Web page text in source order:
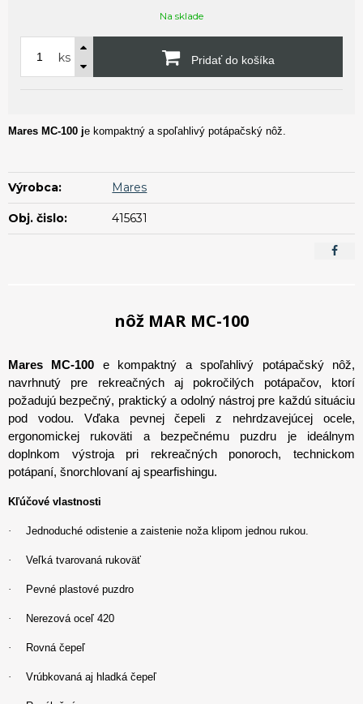
Na sklade
ks Pridať do košíka
Mares MC-100 je kompaktný a spoľahlivý potápačský nôž.
Výrobca: Mares
Obj. čislo: 415631
nôž MAR MC-100
Mares MC-100 e kompaktný a spoľahlivý potápačský nôž,
navrhnutý pre rekreačných aj pokročilých potápačov, ktorí
požadujú bezpečný, praktický a odolný nástroj pre každú situáciu
pod vodou. Vďaka pevnej čepeli z nehrdzavejúcej ocele,
ergonomickej rukoväti a bezpečnému puzdru je ideálnym
doplnkom výstroja pri rekreačných ponoroch, technickom
potápaní, šnorchlovaní aj spearfishingu.
Kľúčové vlastnosti
· Jednoduché odistenie a zaistenie noža klipom jednou rukou.
· Veľká tvarovaná rukoväť
· Pevné plastové puzdro
· Nerezová oceľ 420
· Rovná čepeľ
· Vrúbkovaná aj hladká čepeľ